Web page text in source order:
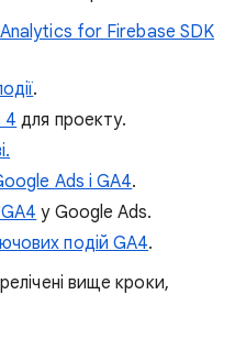
for Firebase SDK
.
4 для проекту.
Ads і GA4.
у Google Ads.
подій GA4.
вище кроки,